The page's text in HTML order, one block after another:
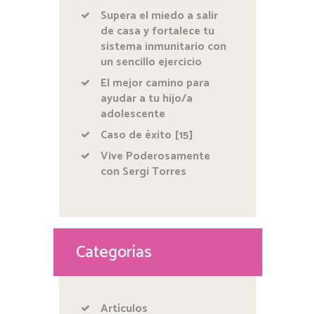
Supera el miedo a salir
de casa y fortalece tu
sistema inmunitario con
un sencillo ejercicio
El mejor camino para
ayudar a tu hijo/a
adolescente
Caso de éxito [15]
Vive Poderosamente
con Sergi Torres
Categorías
Artículos